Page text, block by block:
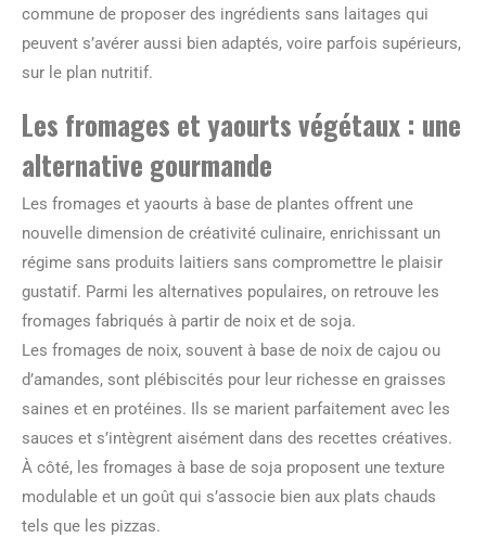
commune de proposer des ingrédients sans laitages qui
peuvent s’avérer aussi bien adaptés, voire parfois supérieurs,
sur le plan nutritif.
Les fromages et yaourts végétaux : une
alternative gourmande
Les fromages et yaourts à base de plantes offrent une
nouvelle dimension de créativité culinaire, enrichissant un
régime sans produits laitiers sans compromettre le plaisir
gustatif. Parmi les alternatives populaires, on retrouve les
fromages fabriqués à partir de noix et de soja.
Les fromages de noix, souvent à base de noix de cajou ou
d’amandes, sont plébiscités pour leur richesse en graisses
saines et en protéines. Ils se marient parfaitement avec les
sauces et s’intègrent aisément dans des recettes créatives.
À côté, les fromages à base de soja proposent une texture
modulable et un goût qui s’associe bien aux plats chauds
tels que les pizzas.